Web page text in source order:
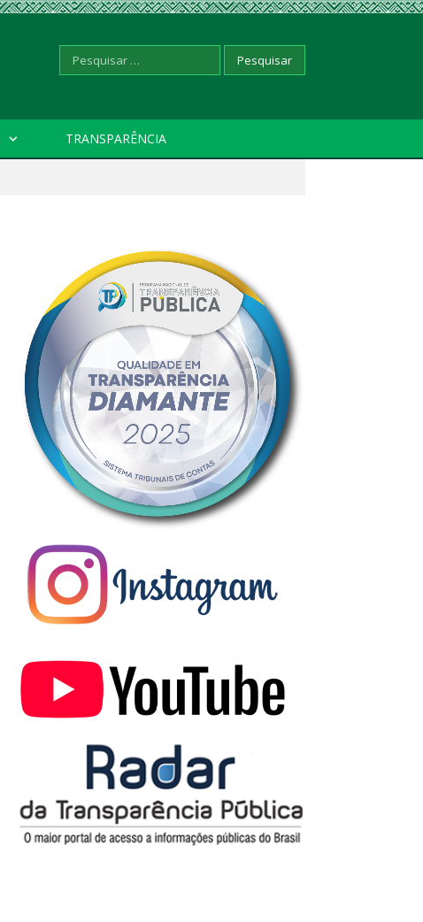
Pesquisar
TRANSPARÊNCIA